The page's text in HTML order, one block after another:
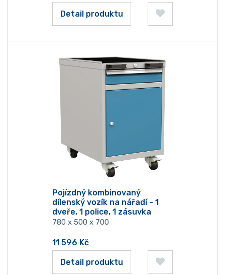
Detail produktu
Pojízdný kombinovaný
dílenský vozík na nářadí - 1
dveře, 1 police, 1 zásuvka
780 x 500 x 700
11 596 Kč
Detail produktu